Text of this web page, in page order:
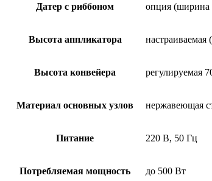
Датер с риббоном опция (ширина
Высота аппликатора
Высота конвейера регулируемая
Материал основных узлов нержавеющая
Питание 220 В, 50 Гц
Потребляемая мощность до 500 Вт